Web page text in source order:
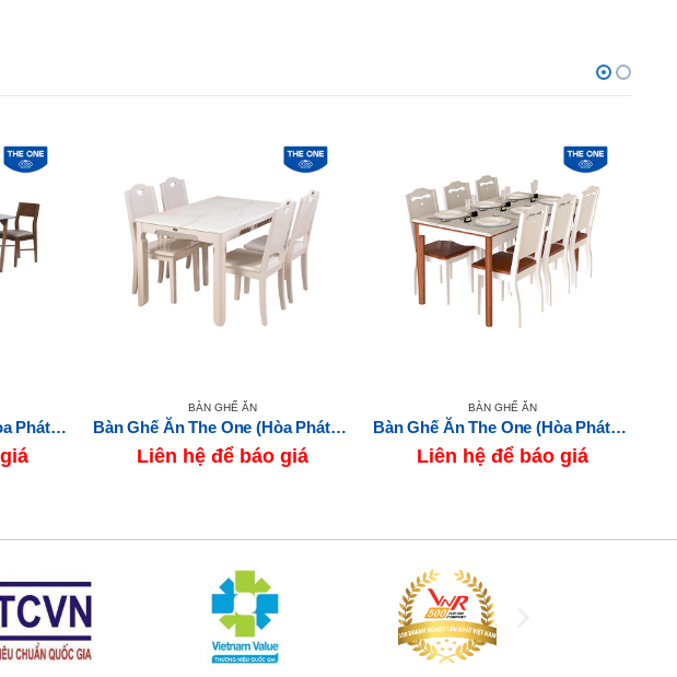
Bàn Ghế Ăn The One (Hòa Phát) HGB69B-HGG69
BÀN GHẾ ĂN
Bàn Ghế Ăn The One (Hòa Phát) HGB65B-HGG65
Liên hệ để báo giá
BÀN GHẾ ĂN
Bàn Ghế Ăn The One (Hòa Phát) HGB70B-HGG70
Liên hệ để báo giá